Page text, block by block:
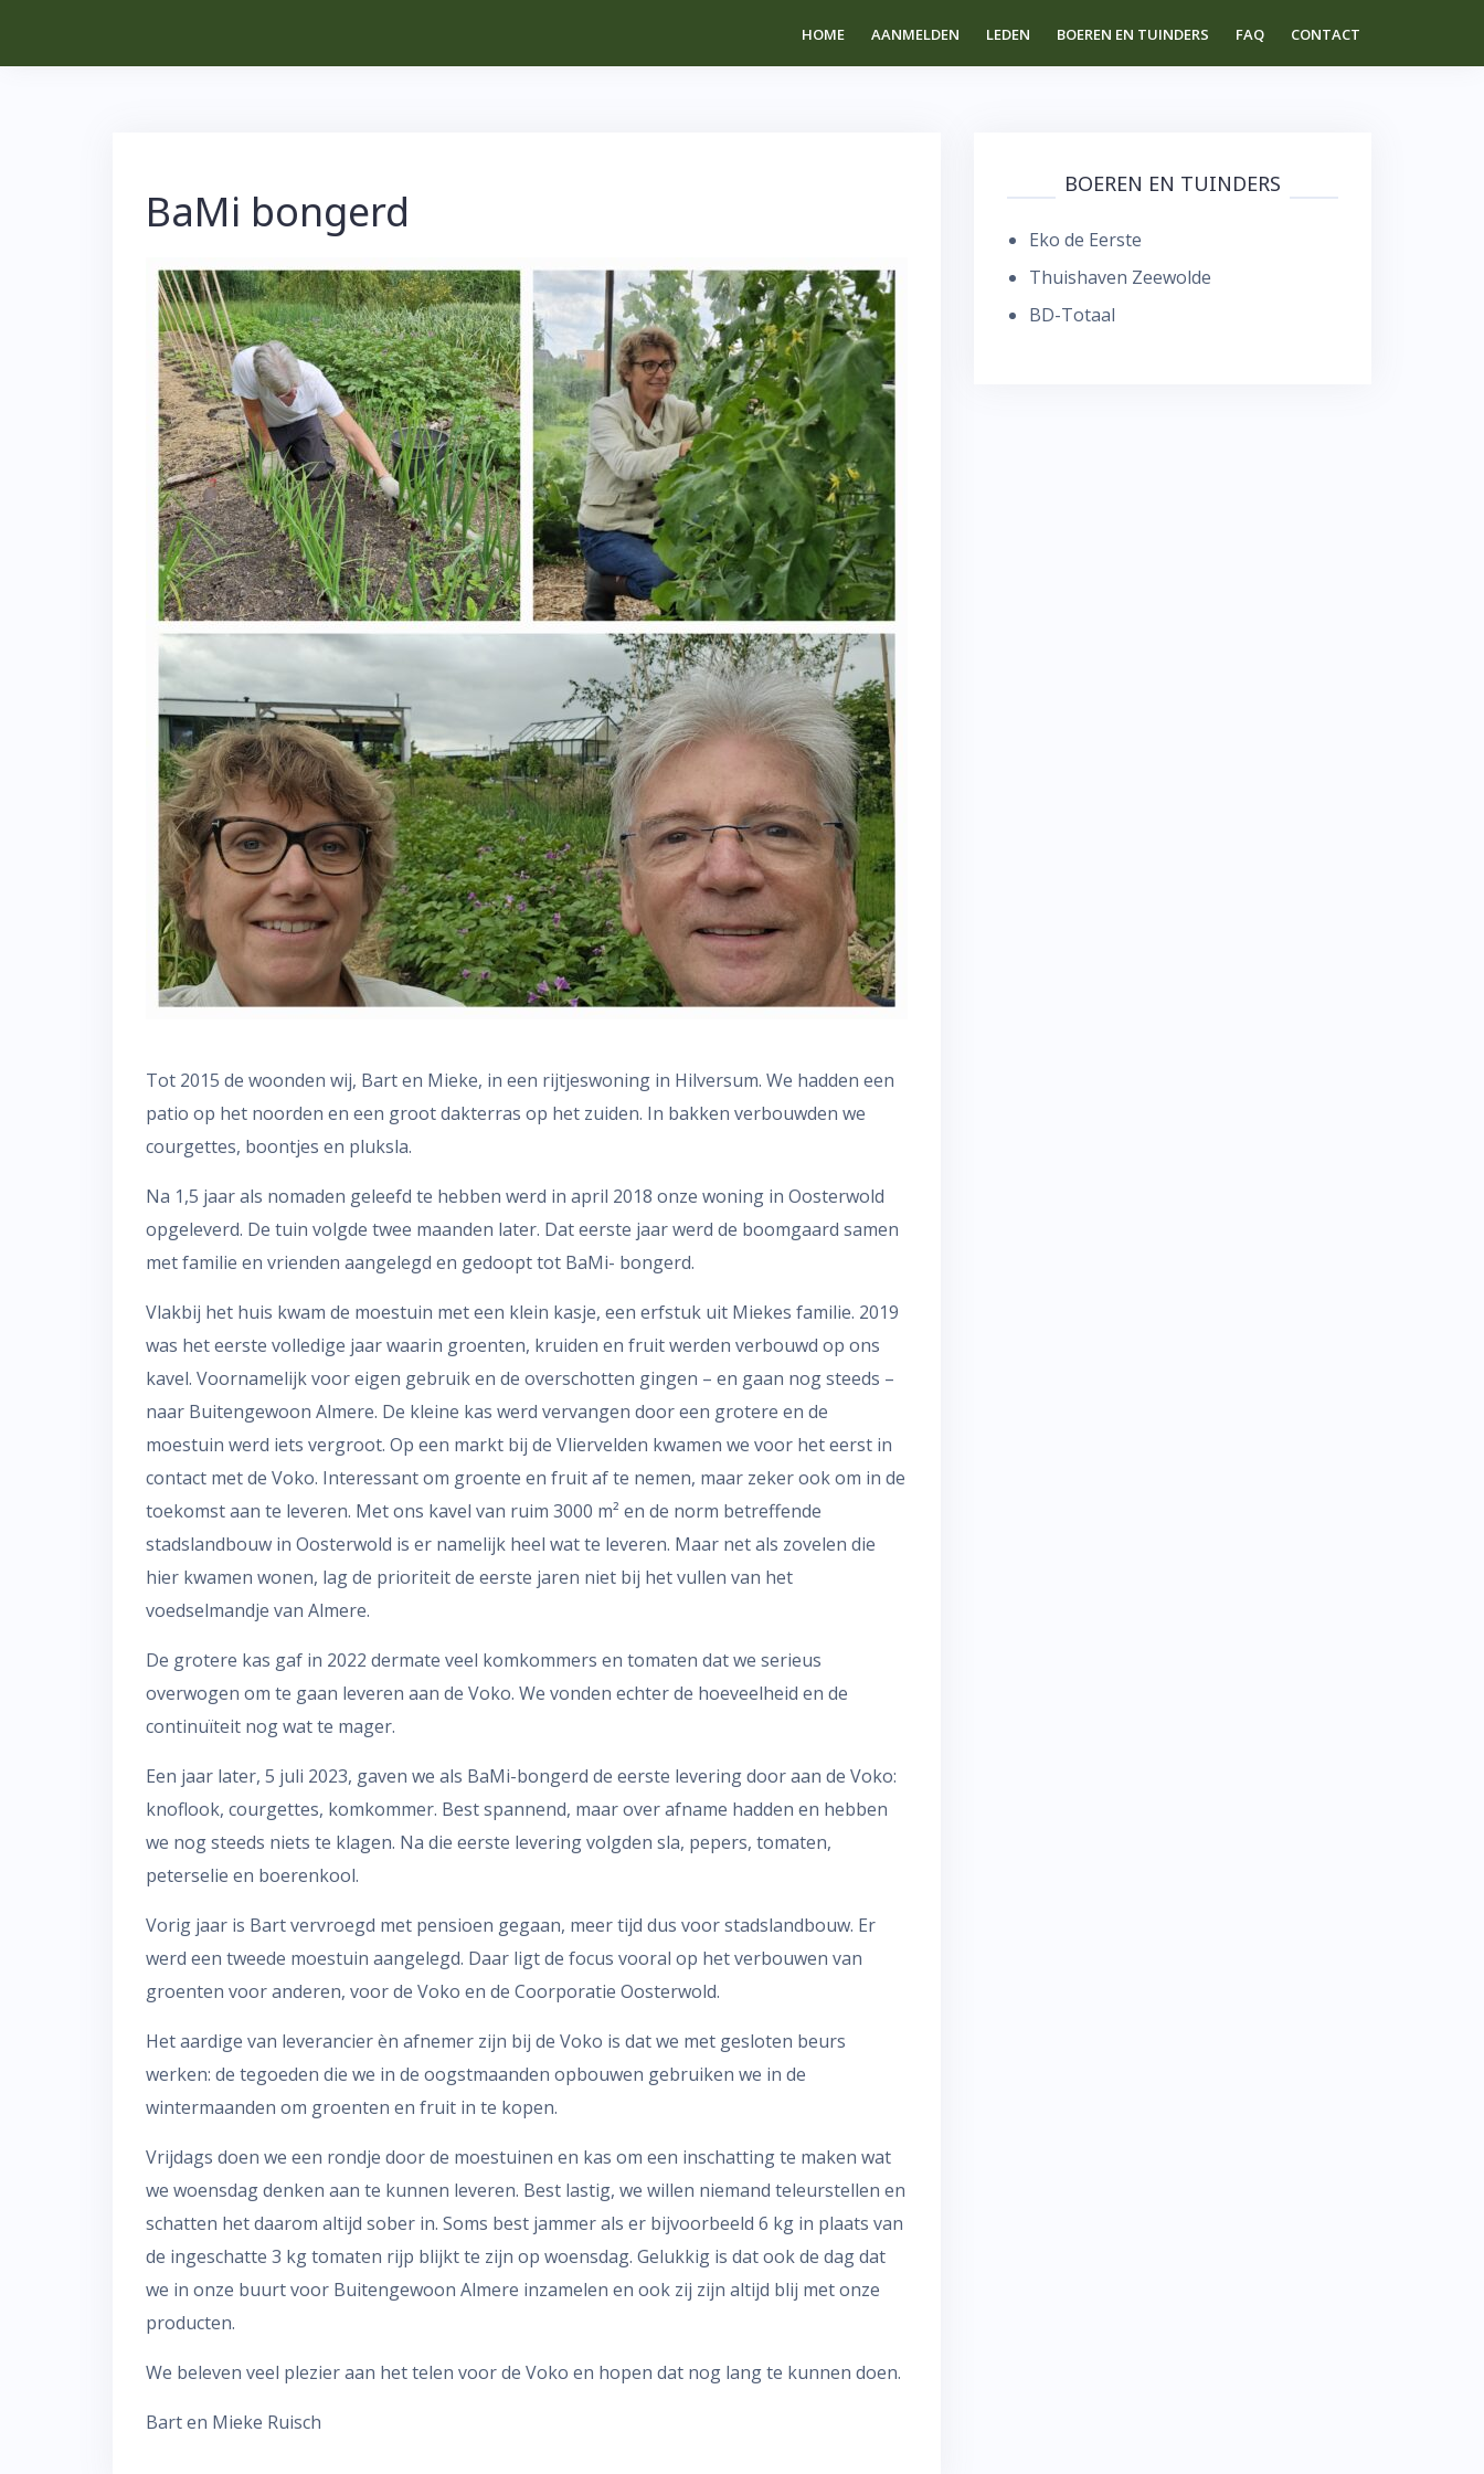
HOME AANMELDEN LEDEN BOEREN EN TUINDERS FAQ CONTACT
BaMi bongerd
Tot 2015 de woonden wij, Bart en Mieke, in een rijtjeswoning in Hilversum. We hadden een
patio op het noorden en een groot dakterras op het zuiden. In bakken verbouwden we
courgettes, boontjes en pluksla.
Na 1,5 jaar als nomaden geleefd te hebben werd in april 2018 onze woning in Oosterwold
opgeleverd. De tuin volgde twee maanden later. Dat eerste jaar werd de boomgaard samen
met familie en vrienden aangelegd en gedoopt tot BaMi- bongerd.
Vlakbij het huis kwam de moestuin met een klein kasje, een erfstuk uit Miekes familie. 2019
was het eerste volledige jaar waarin groenten, kruiden en fruit werden verbouwd op ons
kavel. Voornamelijk voor eigen gebruik en de overschotten gingen – en gaan nog steeds –
naar Buitengewoon Almere. De kleine kas werd vervangen door een grotere en de
moestuin werd iets vergroot. Op een markt bij de Vliervelden kwamen we voor het eerst in
contact met de Voko. Interessant om groente en fruit af te nemen, maar zeker ook om in de
toekomst aan te leveren. Met ons kavel van ruim 3000 m² en de norm betreffende
stadslandbouw in Oosterwold is er namelijk heel wat te leveren. Maar net als zovelen die
hier kwamen wonen, lag de prioriteit de eerste jaren niet bij het vullen van het
voedselmandje van Almere.
De grotere kas gaf in 2022 dermate veel komkommers en tomaten dat we serieus
overwogen om te gaan leveren aan de Voko. We vonden echter de hoeveelheid en de
continuïteit nog wat te mager.
Een jaar later, 5 juli 2023, gaven we als BaMi-bongerd de eerste levering door aan de Voko:
knoflook, courgettes, komkommer. Best spannend, maar over afname hadden en hebben
we nog steeds niets te klagen. Na die eerste levering volgden sla, pepers, tomaten,
peterselie en boerenkool.
Vorig jaar is Bart vervroegd met pensioen gegaan, meer tijd dus voor stadslandbouw. Er
werd een tweede moestuin aangelegd. Daar ligt de focus vooral op het verbouwen van
groenten voor anderen, voor de Voko en de Coorporatie Oosterwold.
Het aardige van leverancier èn afnemer zijn bij de Voko is dat we met gesloten beurs
werken: de tegoeden die we in de oogstmaanden opbouwen gebruiken we in de
wintermaanden om groenten en fruit in te kopen.
Vrijdags doen we een rondje door de moestuinen en kas om een inschatting te maken wat
we woensdag denken aan te kunnen leveren. Best lastig, we willen niemand teleurstellen en
schatten het daarom altijd sober in. Soms best jammer als er bijvoorbeeld 6 kg in plaats van
de ingeschatte 3 kg tomaten rijp blijkt te zijn op woensdag. Gelukkig is dat ook de dag dat
we in onze buurt voor Buitengewoon Almere inzamelen en ook zij zijn altijd blij met onze
producten.
We beleven veel plezier aan het telen voor de Voko en hopen dat nog lang te kunnen doen.
Bart en Mieke Ruisch
BOEREN EN TUINDERS
Eko de Eerste
Thuishaven Zeewolde
BD-Totaal